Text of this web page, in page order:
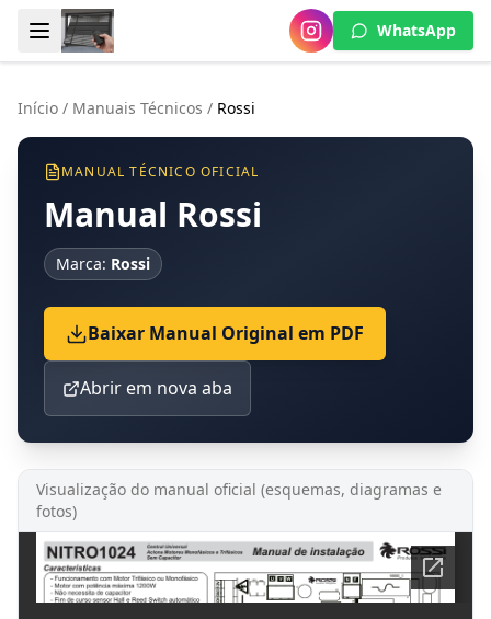
WhatsApp
Início / Manuais Técnicos / Rossi
MANUAL TÉCNICO OFICIAL
Manual Rossi
Marca: Rossi
Baixar Manual Original em PDF
Abrir em nova aba
Visualização do manual oficial (esquemas, diagramas e
fotos)